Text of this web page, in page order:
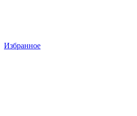
Избранное